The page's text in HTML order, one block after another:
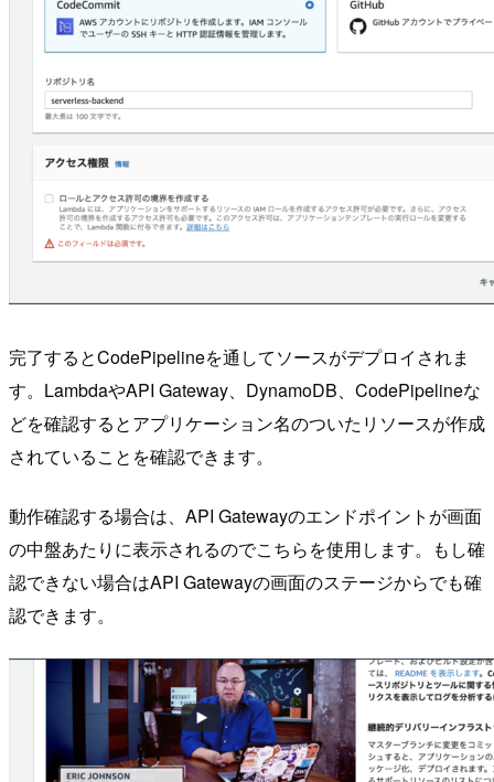
完了するとCodePipelineを通してソースがデプロイされま
す。LambdaやAPI Gateway、DynamoDB、CodePipelineな
どを確認するとアプリケーション名のついたリソースが作成
されていることを確認できます。
動作確認する場合は、API Gatewayのエンドポイントが画面
の中盤あたりに表示されるのでこちらを使用します。もし確
認できない場合はAPI Gatewayの画面のステージからでも確
認できます。